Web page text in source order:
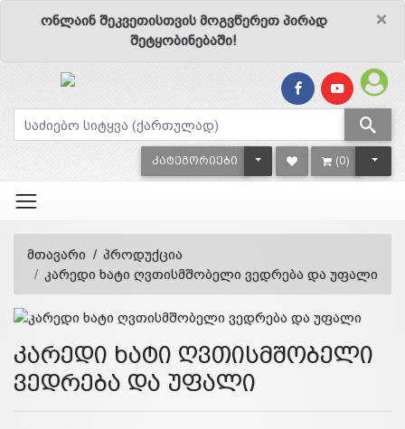
×
ონლაინ შეკვეთისთვის მოგვწერეთ პირად
შეტყობინებაში!
ᲙᲐᲢᲔᲒᲝᲠᲘᲔᲑᲘ TOGGLE DROPDOWN
(0)
მთავარი
პროდუქცია
კარედი ხატი ღვთისმშობელი ვედრება და უფალი
კარედი ხატი ღვთისმშობელი
ვედრება და უფალი